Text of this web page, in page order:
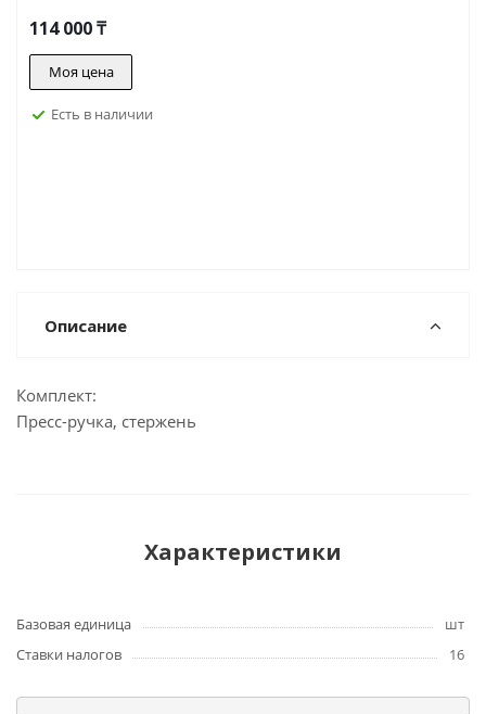
114 000₸
Моя цена
Есть в наличии
Описание
Комплект:
Пресс-ручка, стержень
Характеристики
Базовая единица
шт
Ставки налогов
16